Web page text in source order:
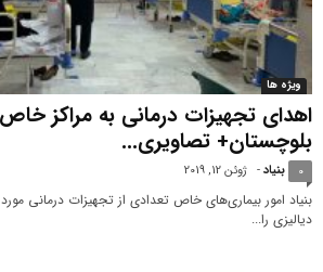
ویژه ها
اهدای تجهیزات درمانی به مراکز
بلوچستان+ تصاویری...
بنیاد- ژوئن 12, 2019 0
بنیاد امور بیماری‌های خاص تعدادی از تجهیزات درمانی مورد
دیالیزی را...